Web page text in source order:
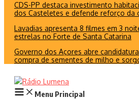
CDS-PP destaca investimento
dos Casteletes e defende reforço da
Lavadias apresenta 8 filmes em 3
estrelas no Forte de Santa Catarina
Governo dos Açores abre
compra de sementes de milho e
Menu Principal